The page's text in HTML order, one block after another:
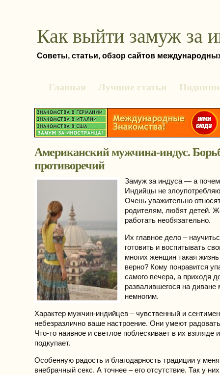
Как выйти замуж за
Советы, статьи, обзор сайтов
Главная Лучшие статьи
Американский мужчина-индус.
противоречий
Замуж за индуса — а
Индийцы не
Очень уважительно
родителям, любят детей.
работать необязательно.
Их главное дело –
готовить и воспитывать
многих женщин такая
верно? Кому понравится
самого вечера, а приходя
развалившегося на
немногим.
Характер мужчин-индийцев – чувственный и
небезразлично ваше настроение. Они умеют
Что-то наивное и светлое поблескивает в их взгляде
подкупает.
Особенную радость и благодарность традиции у
внебрачный секс. А точнее – его отсутствие. Так у